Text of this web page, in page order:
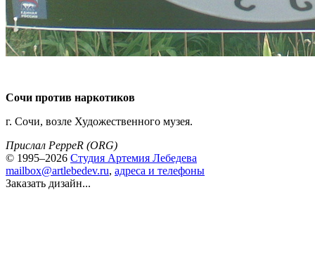
Сочи против наркотиков
г. Сочи, возле Художественного музея.
Прислал PeppeR (ORG)
© 1995–2026 Студия Артемия Лебедева
mailbox@artlebedev.ru, адреса и телефоны
Заказать дизайн...